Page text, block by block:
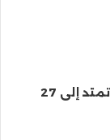
أزمة كهرباء.. القطوعات تمتد إلى 27